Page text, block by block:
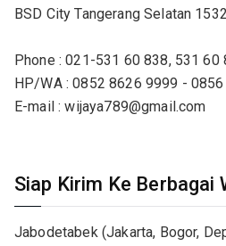
BSD City Tangerang Selatan
Phone : 021-531 60 838, 531 60
HP/WA : 0852 8626 9999 -
E-mail : wijaya789@gmail.com
Siap Kirim Ke Berbagai
Jabodetabek (Jakarta, Bogor,